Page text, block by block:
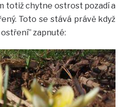
totiž chytne ostrost pozadí a
Toto se stává právě když
zapnuté: